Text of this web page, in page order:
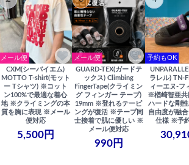
メール便
CXM(シーバイエム)
MOTTO T-shirt(モット
ー Tシャツ) ※コット
ン100%で最適な着心
地 ※クライミングの本
質を胸に表現 ※メール
便対応
5,500円
メール便
GUARD-TEX(ガードテ
ックス) Climbing
FingerTape(クライミン
グ フィンガー テープ)
19mm ※登れるテーピ
ングが復活 ※テープ同
士接着で肌に優しい ※
メール便対応
990円
予約もOK
ラレル) TN-
ィーエヌ-フ
※楢崎智亜
ハードな剛
自由度が融
仕様 ※予